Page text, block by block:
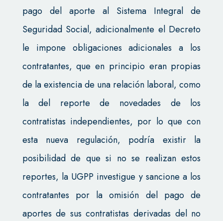
pago del aporte al Sistema Integral de
Seguridad Social, adicionalmente el Decreto
le impone obligaciones adicionales a los
contratantes, que en principio eran propias
de la existencia de una relación laboral, como
la del reporte de novedades de los
contratistas independientes, por lo que con
esta nueva regulación, podría existir la
posibilidad de que si no se realizan estos
reportes, la UGPP investigue y sancione a los
contratantes por la omisión del pago de
aportes de sus contratistas derivadas del no